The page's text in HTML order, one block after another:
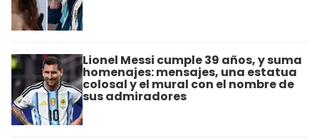
Lionel Messi cumple 39 años, y suma
homenajes: mensajes, una estatua
colosal y el mural con el nombre de
sus admiradores